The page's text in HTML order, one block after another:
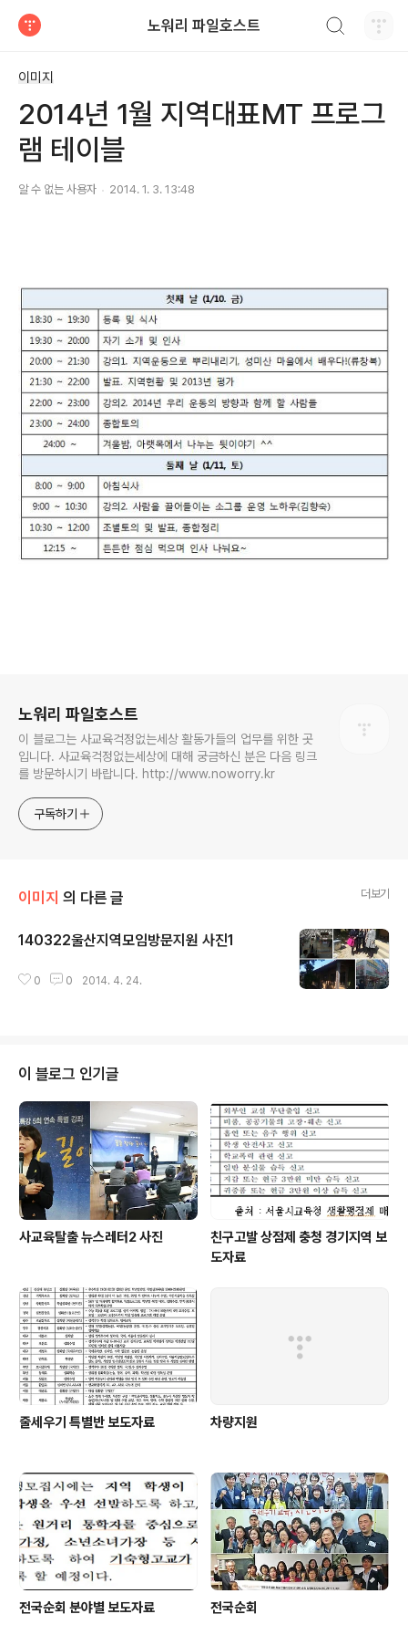
노워리 파일호스트
이미지
2014년 1월 지역대표MT 프로그
램 테이블
알 수 없는 사용자 2014. 1. 3. 13:48
노워리 파일호스트
이 블로그는 사교육걱정없는세상 활동가들의 업무를 위한 곳
입니다. 사교육걱정없는세상에 대해 궁금하신 분은 다음 링크
를 방문하시기 바랍니다. http://www.noworry.kr
구독하기
이미지 의 다른 글 더보기
140322울산지역모임방문지원 사진1
0 0 2014. 4. 24.
이 블로그 인기글
사교육탈출 뉴스레터2 사진
친구고발 상점제 충청 경기지역 보
도자료
줄세우기 특별반 보도자료 차량지원
전국순회 분야별 보도자료 전국순회